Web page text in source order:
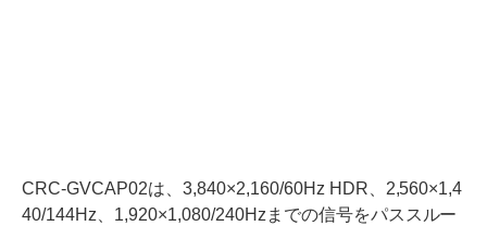
CRC-GVCAP02は、3,840×2,160/60Hz HDR、2,560×1,4
40/144Hz、1,920×1,080/240Hzまでの信号をパススルー